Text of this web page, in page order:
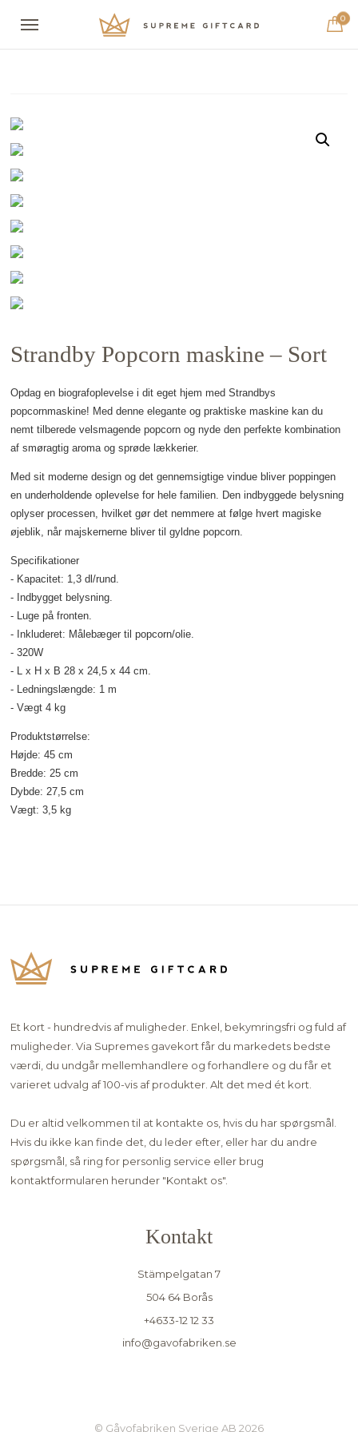
0
Strandby Popcorn maskine – Sort
Opdag en biografoplevelse i dit eget hjem med Strandbys
popcornmaskine! Med denne elegante og praktiske maskine kan du
nemt tilberede velsmagende popcorn og nyde den perfekte kombination
af smøragtig aroma og sprøde lækkerier.
Med sit moderne design og det gennemsigtige vindue bliver poppingen
en underholdende oplevelse for hele familien. Den indbyggede belysning
oplyser processen, hvilket gør det nemmere at følge hvert magiske
øjeblik, når majskernerne bliver til gyldne popcorn.
Specifikationer
- Kapacitet: 1,3 dl/rund.
- Indbygget belysning.
- Luge på fronten.
- Inkluderet: Målebæger til popcorn/olie.
- 320W
- L x H x B 28 x 24,5 x 44 cm.
- Ledningslængde: 1 m
- Vægt 4 kg
Produktstørrelse:
Højde: 45 cm
Bredde: 25 cm
Dybde: 27,5 cm
Vægt: 3,5 kg
Et kort - hundredvis af muligheder. Enkel, bekymringsfri og fuld af
muligheder. Via Supremes gavekort får du markedets bedste
værdi, du undgår mellemhandlere og forhandlere og du får et
varieret udvalg af 100-vis af produkter. Alt det med ét kort.
Du er altid velkommen til at kontakte os, hvis du har spørgsmål.
Hvis du ikke kan finde det, du leder efter, eller har du andre
spørgsmål, så ring for personlig service eller brug
kontaktformularen herunder "Kontakt os".
Kontakt
Stämpelgatan 7
504 64 Borås
+4633-12 12 33
info@gavofabriken.se
© Gåvofabriken Sverige AB 2026